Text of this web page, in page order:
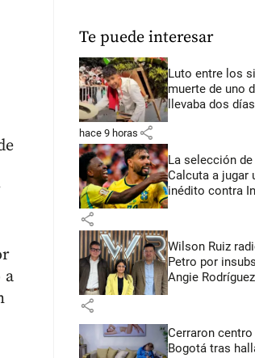
a
Te puede interesar
Luto entre los
muerte de uno
llevaba dos
hace 9 horas share
La selección
Calcuta a jugar
inédito contra
share
Wilson Ruiz
Petro por
Angie
share
Cerraron
Bogotá tras